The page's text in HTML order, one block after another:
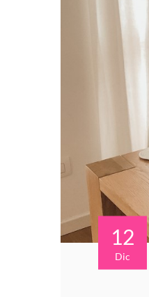
12
Dic